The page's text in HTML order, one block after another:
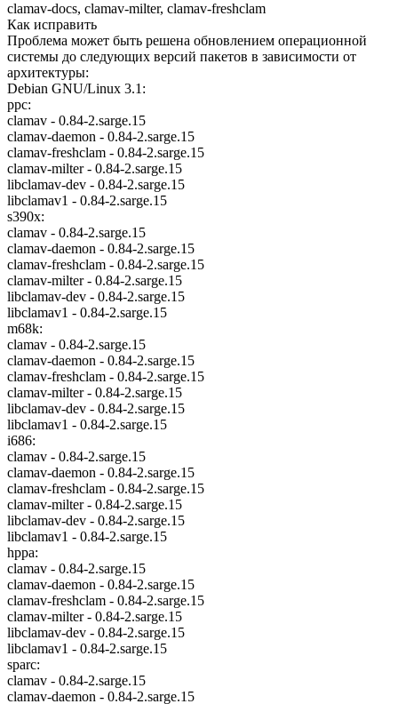
clamav-docs, clamav-milter, clamav-freshclam
Как исправить
Проблема может быть решена обновлением операционной
системы до следующих версий пакетов в зависимости от
архитектуры:
Debian GNU/Linux 3.1:
ppc:
clamav - 0.84-2.sarge.15
clamav-daemon - 0.84-2.sarge.15
clamav-freshclam - 0.84-2.sarge.15
clamav-milter - 0.84-2.sarge.15
libclamav-dev - 0.84-2.sarge.15
libclamav1 - 0.84-2.sarge.15
s390x:
clamav - 0.84-2.sarge.15
clamav-daemon - 0.84-2.sarge.15
clamav-freshclam - 0.84-2.sarge.15
clamav-milter - 0.84-2.sarge.15
libclamav-dev - 0.84-2.sarge.15
libclamav1 - 0.84-2.sarge.15
m68k:
clamav - 0.84-2.sarge.15
clamav-daemon - 0.84-2.sarge.15
clamav-freshclam - 0.84-2.sarge.15
clamav-milter - 0.84-2.sarge.15
libclamav-dev - 0.84-2.sarge.15
libclamav1 - 0.84-2.sarge.15
i686:
clamav - 0.84-2.sarge.15
clamav-daemon - 0.84-2.sarge.15
clamav-freshclam - 0.84-2.sarge.15
clamav-milter - 0.84-2.sarge.15
libclamav-dev - 0.84-2.sarge.15
libclamav1 - 0.84-2.sarge.15
hppa:
clamav - 0.84-2.sarge.15
clamav-daemon - 0.84-2.sarge.15
clamav-freshclam - 0.84-2.sarge.15
clamav-milter - 0.84-2.sarge.15
libclamav-dev - 0.84-2.sarge.15
libclamav1 - 0.84-2.sarge.15
sparc:
clamav - 0.84-2.sarge.15
clamav-daemon - 0.84-2.sarge.15